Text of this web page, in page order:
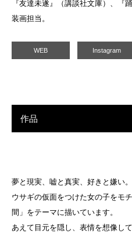
『友達未遂』（講談社文庫）、『
装画担当。
WEB Instagram
作品
夢と現実、嘘と真実、好きと嫌い。
ウサギの仮面をつけた女の子をモ
間」をテーマに描いています。
あえて目元を隠し、表情を想像し